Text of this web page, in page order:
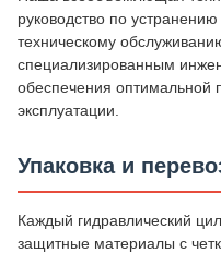
руководство по
техническому
специализированным
обеспечения оптимальной
эксплуатации.
Упаковка и
Каждый гидравлический
защитные материалы с